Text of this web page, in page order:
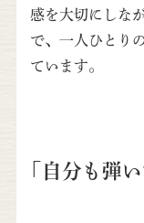
感を大切にしな
で、一人ひとり
ています。
「自分も弾